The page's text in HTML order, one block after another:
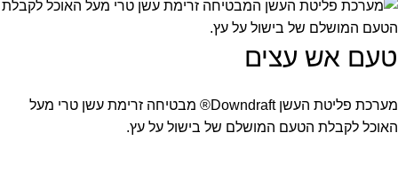
טעם אש עצים
מערכת פליטת העשן Downdraft® מבטיחה זרימת עשן טרי מעל
האוכל לקבלת הטעם המושלם של בישול על עץ.